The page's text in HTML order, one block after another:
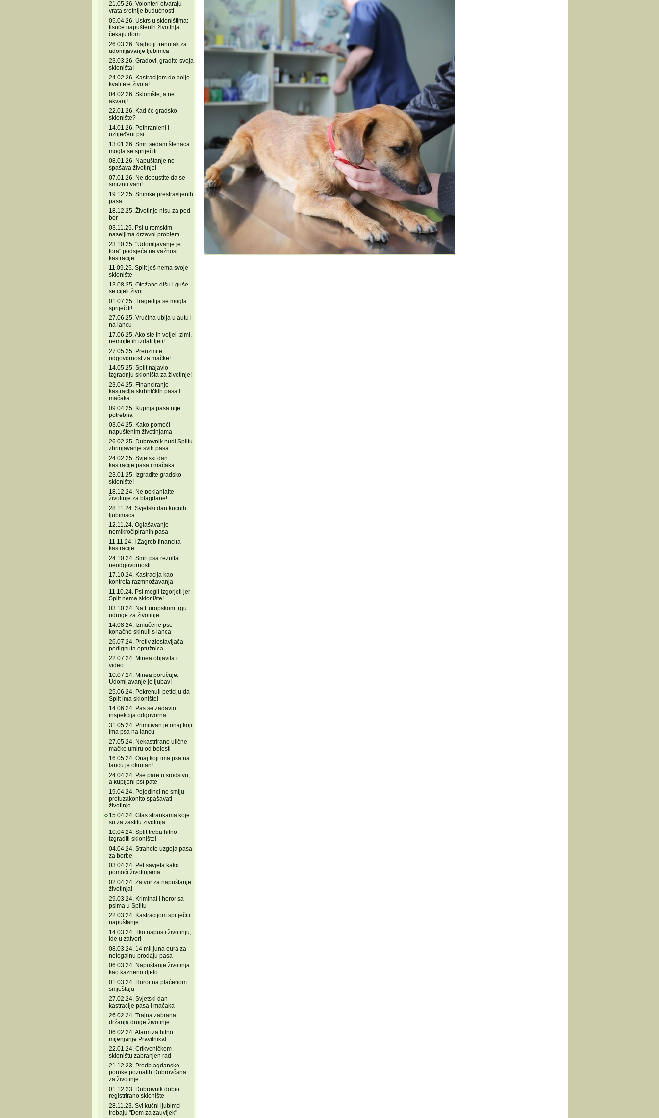
21.05.26. Volonteri otvaraju
vrata sretnije budućnosti
05.04.26. Uskrs u skloništima:
tisuće napuštenih životinja
čekaju dom
26.03.26. Najbolji trenutak za
udomljavanje ljubimca
23.03.26. Gradovi, gradite svoja
skloništa!
24.02.26. Kastracijom do bolje
kvalitete života!
04.02.26. Sklonište, a ne
akvarij!
22.01.26. Kad će gradsko
sklonište?
14.01.26. Pothranjeni i
ozlijeđeni psi
13.01.26. Smrt sedam štenaca
mogla se spriječiti
08.01.26. Napuštanje ne
spašava životinje!
07.01.26. Ne dopustite da se
smrznu vani!
19.12.25. Snimke prestravljenih
pasa
18.12.25. Životinje nisu za pod
bor
03.11.25. Psi u romskim
naseljima drzavni problem
23.10.25. "Udomljavanje je
fora" podsjeća na važnost
kastracije
11.09.25. Split još nema svoje
sklonište
13.08.25. Otežano dišu i guše
se cijeli život
01.07.25. Tragedija se mogla
spriječiti!
27.06.25. Vrućina ubija u autu i
na lancu
17.06.25. Ako ste ih voljeli zimi,
nemojte ih izdati ljeti!
27.05.25. Preuzmite
odgovornost za mačke!
14.05.25. Split najavio
izgradnju skloništa za životinje!
23.04.25. Financiranje
kastracija skrbničkih pasa i
mačaka
09.04.25. Kupnja pasa nije
potrebna
03.04.25. Kako pomoći
napuštenim životinjama
26.02.25. Dubrovnik nudi Splitu
zbrinjavanje svih pasa
24.02.25. Svjetski dan
kastracije pasa i mačaka
23.01.25. Izgradite gradsko
sklonište!
18.12.24. Ne poklanjajte
životinje za blagdane!
28.11.24. Svjetski dan kućnih
ljubimaca
12.11.24. Oglašavanje
nemikročipiranih pasa
11.11.24. I Zagreb financira
kastracije
24.10.24. Smrt psa rezultat
neodgovornosti
17.10.24. Kastracija kao
kontrola razmnožavanja
11.10.24. Psi mogli izgorjeti jer
Split nema sklonište!
03.10.24. Na Europskom trgu
udruge za životinje
14.08.24. Izmučene pse
konačno skinuli s lanca
26.07.24. Protiv zlostavljača
podignuta optužnica
22.07.24. Minea objavila i
video
10.07.24. Minea poručuje:
Udomljavanje je ljubav!
25.06.24. Pokrenuli peticiju da
Split ima sklonište!
14.06.24. Pas se zadavio,
inspekcija odgovorna
31.05.24. Primitivan je onaj koji
ima psa na lancu
27.05.24. Nekastrirane ulične
mačke umiru od bolesti
16.05.24. Onaj koji ima psa na
lancu je okrutan!
24.04.24. Pse pare u srodstvu,
a kupljeni psi pate
19.04.24. Pojedinci ne smiju
protuzakonito spašavati
životinje
15.04.24. Glas strankama koje
su za zastitu zivotinja
10.04.24. Split treba hitno
izgraditi sklonište!
04.04.24. Strahote uzgoja pasa
za borbe
03.04.24. Pet savjeta kako
pomoći životinjama
02.04.24. Zatvor za napuštanje
životinja!
29.03.24. Kriminal i horor sa
psima u Splitu
22.03.24. Kastracijom spriječiti
napuštanje
14.03.24. Tko napusti životinju,
ide u zatvor!
08.03.24. 14 milijuna eura za
nelegalnu prodaju pasa
06.03.24. Napuštanje životinja
kao kazneno djelo
01.03.24. Horor na plaćenom
smještaju
27.02.24. Svjetski dan
kastracije pasa i mačaka
26.02.24. Trajna zabrana
držanja druge životinje
06.02.24. Alarm za hitno
mijenjanje Pravilnika!
22.01.24. Crikveničkom
skloništu zabranjen rad
21.12.23. Predblagdanske
poruke poznatih Dubrovčana
za životinje
01.12.23. Dubrovnik dobio
registrirano sklonište
28.11.23. Svi kućni ljubimci
trebaju "Dom za zauvijek"